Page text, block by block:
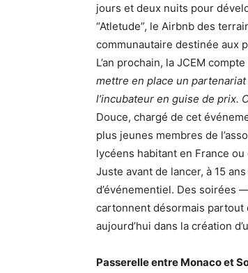
jours et deux nuits pour
“Atletude”, le Airbnb des
communautaire destinée aux
L’an prochain, la JCEM
mettre en place un partenariat
l’incubateur en guise de prix.
Douce, chargé de cet
plus jeunes membres de
lycéens habitant en France
Juste avant de lancer, à 15
d’événementiel. Des soirées
cartonnent désormais partout
aujourd’hui dans la création
Passerelle entre Monaco et